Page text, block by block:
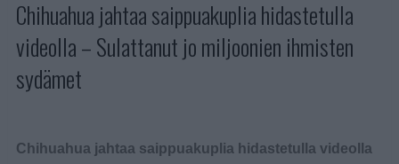
Chihuahua jahtaa saippuakuplia hidastetulla
videolla – Sulattanut jo miljoonien ihmisten
sydämet
Chihuahua jahtaa saippuakuplia hidastetulla videolla